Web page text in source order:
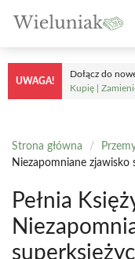
treści
UWAGA!
Dołącz do
Kupię |
Strona główna /
Niezapomniane zjawisko
Pełnia